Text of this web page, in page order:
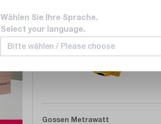
Gossen Metrawatt
Wählen Sie Ihre Sprache.
Select your language.